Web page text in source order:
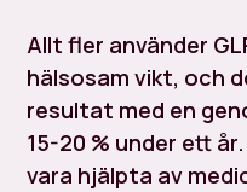
Allt fler använder
hälsosam vikt, och
resultat med en
15-20 % under ett
vara hjälpta av